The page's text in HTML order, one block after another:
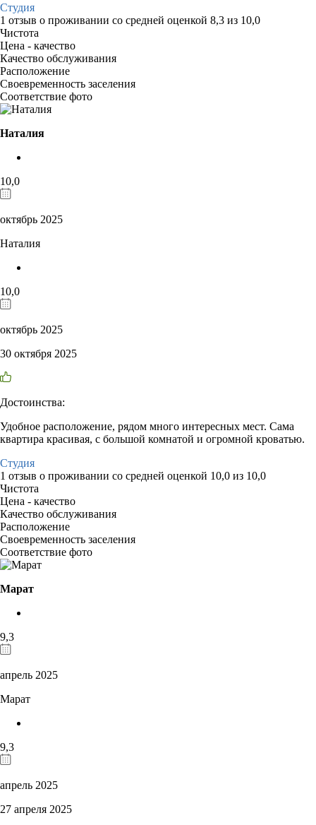
Студия
1 отзыв о проживании со средней оценкой 8,3 из 10,0
Чистота
Цена - качество
Качество обслуживания
Расположение
Своевременность заселения
Соответствие фото
Наталия
10,0
октябрь 2025
Наталия
10,0
октябрь 2025
30 октября 2025
Достоинства:
Удобное расположение, рядом много интересных мест. Сама
квартира красивая, с большой комнатой и огромной кроватью.
Студия
1 отзыв о проживании со средней оценкой 10,0 из 10,0
Чистота
Цена - качество
Качество обслуживания
Расположение
Своевременность заселения
Соответствие фото
Марат
9,3
апрель 2025
Марат
9,3
апрель 2025
27 апреля 2025